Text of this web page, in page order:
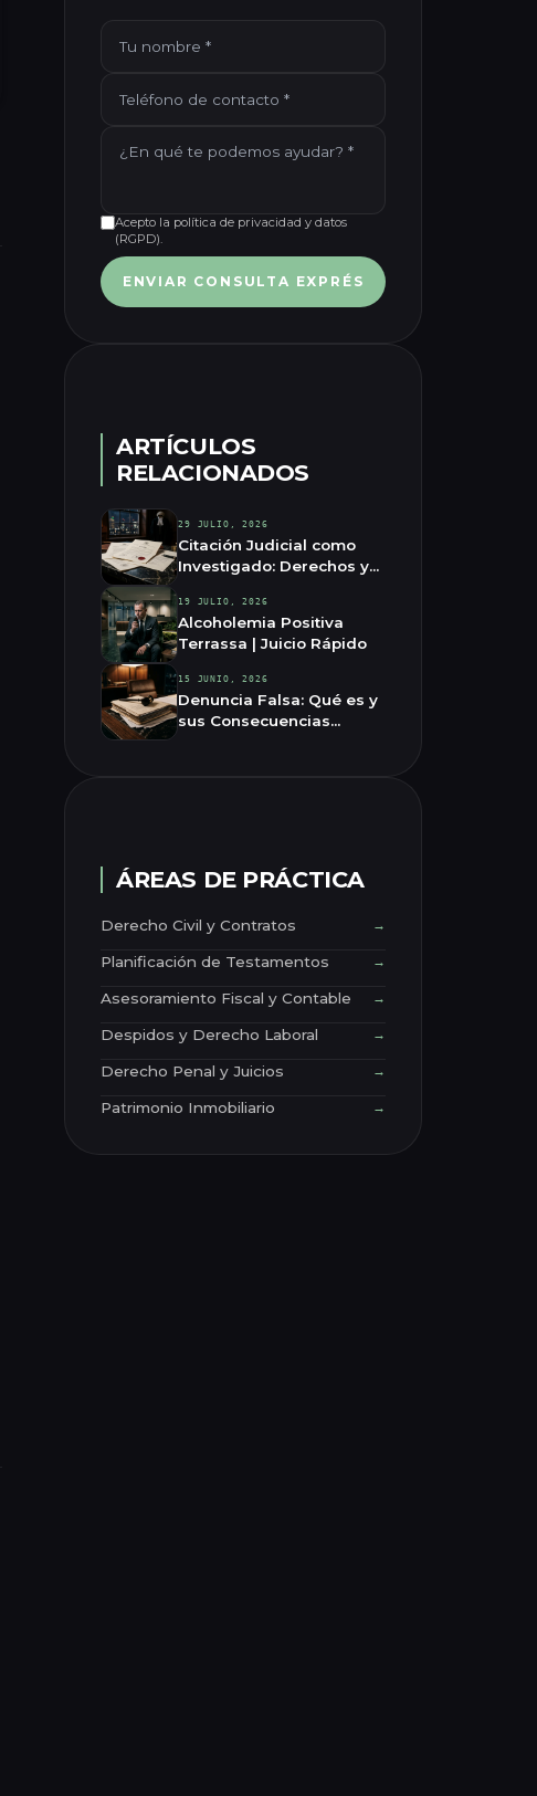
Acepto la política de privacidad y datos
(RGPD).
ENVIAR CONSULTA EXPRÉS
ARTÍCULOS
RELACIONADOS
29 JULIO, 2026
Citación Judicial como
Investigado: Derechos y
19 JULIO, 2026
Alcoholemia Positiva
Terrassa | Juicio Rápido
15 JUNIO, 2026
Denuncia Falsa: Qué es y
sus Consecuencias
ÁREAS DE PRÁCTICA
Derecho Civil y Contratos →
Planificación de Testamentos →
Asesoramiento Fiscal y Contable →
Despidos y Derecho Laboral →
Derecho Penal y Juicios →
Patrimonio Inmobiliario →